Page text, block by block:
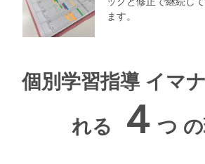
ます。
個別学習指導 イマ
れる ４ つ